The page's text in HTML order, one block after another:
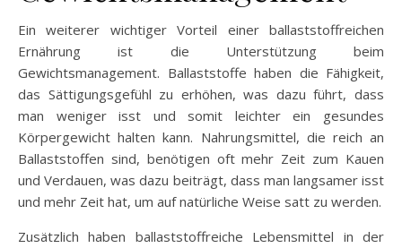
Ein weiterer wichtiger Vorteil einer ballaststoffreichen
Ernährung ist die Unterstützung beim
Gewichtsmanagement. Ballaststoffe haben die Fähigkeit,
das Sättigungsgefühl zu erhöhen, was dazu führt, dass
man weniger isst und somit leichter ein gesundes
Körpergewicht halten kann. Nahrungsmittel, die reich an
Ballaststoffen sind, benötigen oft mehr Zeit zum Kauen
und Verdauen, was dazu beiträgt, dass man langsamer isst
und mehr Zeit hat, um auf natürliche Weise satt zu werden.
Zusätzlich haben ballaststoffreiche Lebensmittel in der